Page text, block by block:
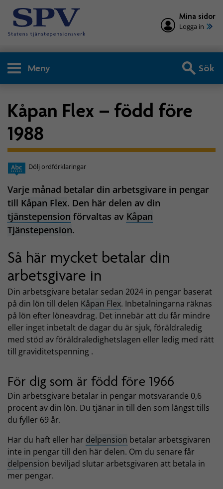
Mina sidor
Logga in
Meny Sök
Kåpan Flex – född före
1988
Dölj ordförklaringar
Varje månad betalar din arbetsgivare in pengar
till Kåpan Flex. Den här delen av din
tjänstepension förvaltas av Kåpan
Tjänstepension.
Så här mycket betalar din
arbetsgivare in
Din arbetsgivare betalar sedan 2024 in pengar baserat
på din lön till delen Kåpan Flex. Inbetalningarna räknas
på lön efter löneavdrag. Det innebär att du får mindre
eller inget inbetalt de dagar du är sjuk, föräldraledig
med stöd av föräldraledighetslagen eller ledig med rätt
till graviditetspenning .
För dig som är född före 1966
Din arbetsgivare betalar in pengar motsvarande 0,6
procent av din lön. Du tjänar in till den som längst tills
du fyller 69 år.
Har du haft eller har delpension betalar arbetsgivaren
inte in pengar till den här delen. Om du senare får
delpension beviljad slutar arbetsgivaren att betala in
mer pengar.